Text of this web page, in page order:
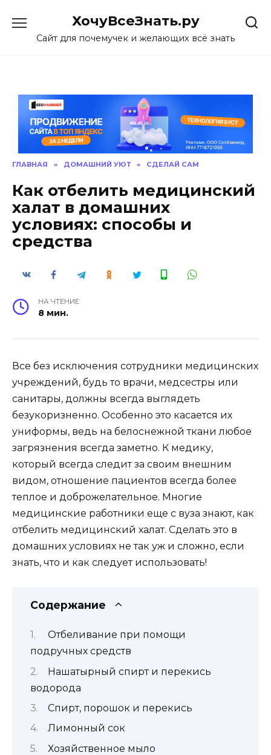
content
ХочуВсеЗнать.ру
Сайт для почемучек и желающих всё знать
ГЛАВНАЯ » ДОМАШНИЙ УЮТ » СДЕЛАЙ САМ
Как отбелить медицинский
халат в домашних
условиях: способы и
средства
НА ЧТЕНИЕ
8 мин.
Все без исключения сотрудники медицинских
учреждений, будь то врачи, медсестры или
санитары, должны всегда выглядеть
безукоризненно. Особенно это касается их
униформы, ведь на белоснежной ткани любое
загрязнения всегда заметно. К медику,
который всегда следит за своим внешним
видом, отношение пациентов всегда более
теплое и доброжелательное. Многие
медицинские работники еще с вуза знают, как
отбелить медицинский халат. Сделать это в
домашних условиях не так уж и сложно, если
знать, что и как следует использовать!
Содержание
Отбеливание при помощи
подручных средств
Нашатырный спирт и перекись
водорода
Спирт, порошок и перекись
Лимонный сок
Хозяйственное мыло